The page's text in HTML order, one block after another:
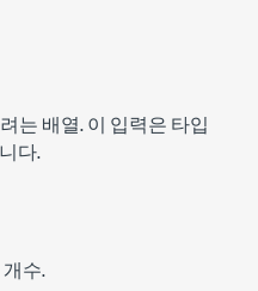
는 배열. 이 입력은 타입
다.
수.